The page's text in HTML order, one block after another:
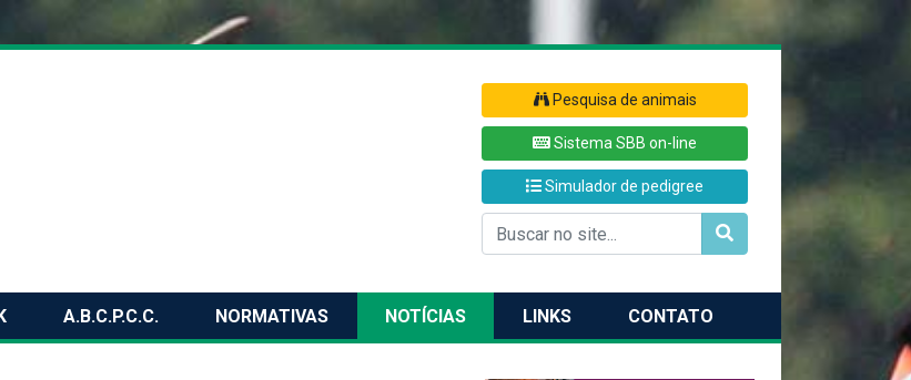
Pesquisa de animais
Sistema SBB on-line
Simulador de pedigree
A.B.C.P.C.C. NORMATIVAS NOTÍCIAS LINKS CONTATO